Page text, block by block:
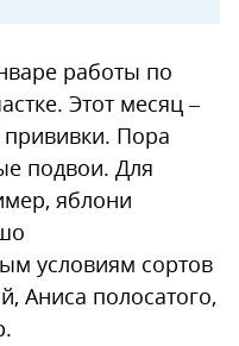
работы по
Этот месяц –
Пора
подвои. Для
яблони
условиям сортов
Аниса полосатого,